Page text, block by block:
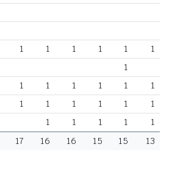
1 1 1 1 1
1
1
1 1 1 1 1
1
1 1 1 1 1
1
1 1 1 1
1
17
16 16 15 15 13